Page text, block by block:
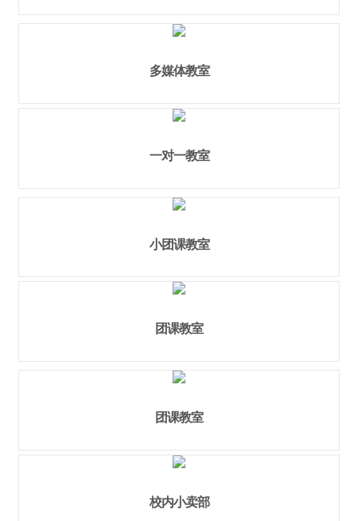
多媒体教室
一对一教室
小团课教室
团课教室
团课教室
校内小卖部